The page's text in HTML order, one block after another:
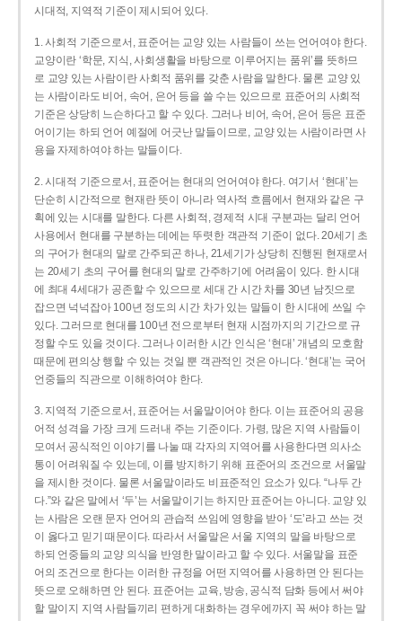
시대적, 지역적 기준이 제시되어 있다.
1. 사회적 기준으로서, 표준어는 교양 있는 사람들이 쓰는 언어여야 한다.
교양이란 ‘학문, 지식, 사회생활을 바탕으로 이루어지는 품위’를 뜻하므
로 교양 있는 사람이란 사회적 품위를 갖춘 사람을 말한다. 물론 교양 있
는 사람이라도 비어, 속어, 은어 등을 쓸 수는 있으므로 표준어의 사회적
기준은 상당히 느슨하다고 할 수 있다. 그러나 비어, 속어, 은어 등은 표준
어이기는 하되 언어 예절에 어긋난 말들이므로, 교양 있는 사람이라면 사
용을 자제하여야 하는 말들이다.
2. 시대적 기준으로서, 표준어는 현대의 언어여야 한다. 여기서 ‘현대’는
단순히 시간적으로 현재란 뜻이 아니라 역사적 흐름에서 현재와 같은 구
획에 있는 시대를 말한다. 다른 사회적, 경제적 시대 구분과는 달리 언어
사용에서 현대를 구분하는 데에는 뚜렷한 객관적 기준이 없다. 20세기 초
의 구어가 현대의 말로 간주되곤 하나, 21세기가 상당히 진행된 현재로서
는 20세기 초의 구어를 현대의 말로 간주하기에 어려움이 있다. 한 시대
에 최대 4세대가 공존할 수 있으므로 세대 간 시간 차를 30년 남짓으로
잡으면 넉넉잡아 100년 정도의 시간 차가 있는 말들이 한 시대에 쓰일 수
있다. 그러므로 현대를 100년 전으로부터 현재 시점까지의 기간으로 규
정할 수도 있을 것이다. 그러나 이러한 시간 인식은 ‘현대’ 개념의 모호함
때문에 편의상 행할 수 있는 것일 뿐 객관적인 것은 아니다. ‘현대’는 국어
언중들의 직관으로 이해하여야 한다.
3. 지역적 기준으로서, 표준어는 서울말이어야 한다. 이는 표준어의 공용
어적 성격을 가장 크게 드러내 주는 기준이다. 가령, 많은 지역 사람들이
모여서 공식적인 이야기를 나눌 때 각자의 지역어를 사용한다면 의사소
통이 어려워질 수 있는데, 이를 방지하기 위해 표준어의 조건으로 서울말
을 제시한 것이다. 물론 서울말이라도 비표준적인 요소가 있다. “나두 간
다.”와 같은 말에서 ‘두’는 서울말이기는 하지만 표준어는 아니다. 교양 있
는 사람은 오랜 문자 언어의 관습적 쓰임에 영향을 받아 ‘도’라고 쓰는 것
이 옳다고 믿기 때문이다. 따라서 서울말은 서울 지역의 말을 바탕으로
하되 언중들의 교양 의식을 반영한 말이라고 할 수 있다. 서울말을 표준
어의 조건으로 한다는 이러한 규정을 어떤 지역어를 사용하면 안 된다는
뜻으로 오해하면 안 된다. 표준어는 교육, 방송, 공식적 담화 등에서 써야
할 말이지 지역 사람들끼리 편하게 대화하는 경우에까지 꼭 써야 하는 말